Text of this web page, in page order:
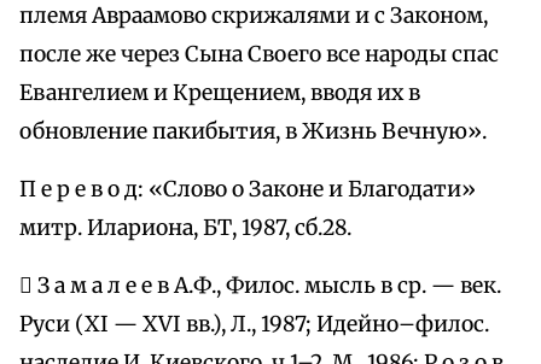
племя Авраамово скрижалями и с Законом,
после же через Сына Своего все народы спас
Евангелием и Крещением, вводя их в
обновление пакибытия, в Жизнь Вечную».
П е р е в о д: «Слово о Законе и Благодати»
митр. Илариона, БТ, 1987, сб.28.
 З а м а л е е в А.Ф., Филос. мысль в ср. — век.
Руси (ХI — XVI вв.), Л., 1987; Идейно–филос.